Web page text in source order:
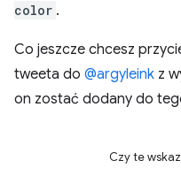
color .
Co jeszcze chcesz
tweeta do @argyleink z
on zostać dodany do
Czy te